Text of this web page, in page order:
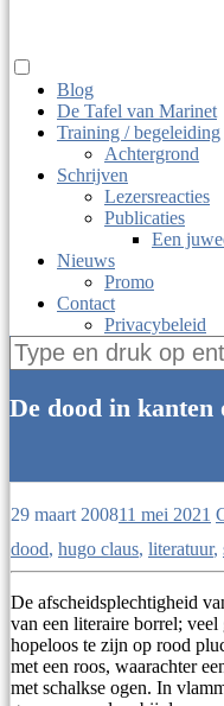
Blog
De Tafel van Marinet
Training / begeleiding
Achtergrond
Schrijven
Lezersreacties
Publicaties
Een
Nieuws
Promo
Contact
Privacybeleid
Zoek
naar:
De dood in kanten
29 maart 200811 mei 2021
dood, hugo claus, literatuur,
De afscheidsplechtigheid
van een literaire borrel;
hopeloos te zijn op rood
met een roos, waarachter
met schalkse ogen. In